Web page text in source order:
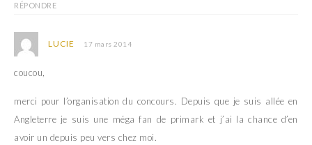
RÉPONDRE
LUCIE 17 mars 2014
coucou,
merci pour l’organisation du concours. Depuis que je suis allée en
Angleterre je suis une méga fan de primark et j’ai la chance d’en
avoir un depuis peu vers chez moi.